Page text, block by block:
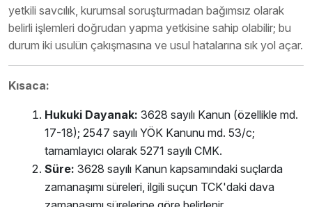
yetkili savcılık, kurumsal soruşturmadan bağımsız olarak
belirli işlemleri doğrudan yapma yetkisine sahip olabilir; bu
durum iki usulün çakışmasına ve usul hatalarına sık yol açar.
Kısaca:
Hukuki Dayanak: 3628 sayılı Kanun (özellikle md.
17-18); 2547 sayılı YÖK Kanunu md. 53/c;
tamamlayıcı olarak 5271 sayılı CMK.
Süre: 3628 sayılı Kanun kapsamındaki suçlarda
zamanaşımı süreleri, ilgili suçun TCK'daki dava